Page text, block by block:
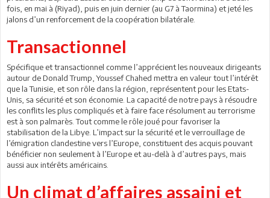
fois, en mai à (Riyad), puis en juin dernier (au G7 à Taormina) et jeté les
jalons d’un renforcement de la coopération bilatérale.
Transactionnel
Spécifique et transactionnel comme l’apprécient les nouveaux dirigeants
autour de Donald Trump, Youssef Chahed mettra en valeur tout l’intérêt
que la Tunisie, et son rôle dans la région, représentent pour les Etats-
Unis, sa sécurité et son économie. La capacité de notre pays à résoudre
les conflits les plus compliqués et à faire face résolument au terrorisme
est à son palmarès. Tout comme le rôle joué pour favoriser la
stabilisation de la Libye. L’impact sur la sécurité et le verrouillage de
l’émigration clandestine vers l’Europe, constituent des acquis pouvant
bénéficier non seulement à l’Europe et au-delà à d’autres pays, mais
aussi aux intérêts américains.
Un climat d’affaires assaini et